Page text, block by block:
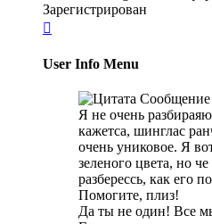
Зарегистрирован

User Info Menu
Сообщение
Я не очень
кажетса, шинглас
очень униковое. Я
зеленого цвета, но
разберессь, как его
Помогите, плиз!
Да ты не один! Все